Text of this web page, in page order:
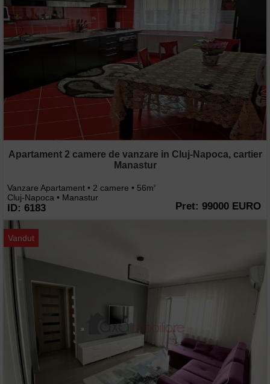
Apartament 2 camere de vanzare in Cluj-Napoca, cartier
Manastur
Vanzare Apartament • 2 camere • 56m2
Cluj-Napoca • Manastur
ID: 6183 Pret: 99000 EURO
Vandut